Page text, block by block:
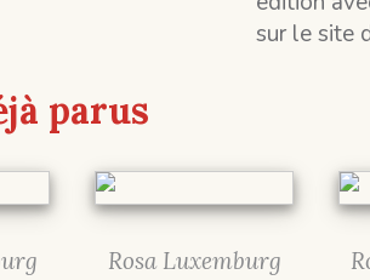
sur le site
parus
Rosa Luxemburg